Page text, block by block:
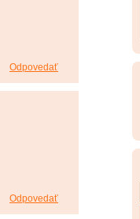
Odpovedať
Odpovedať